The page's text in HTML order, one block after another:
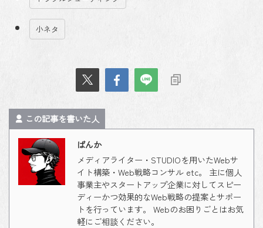
小ネタ
この記事を書いた人
ばんか
メディアライター・STUDIOを用いたWebサ
イト構築・Web戦略コンサル etc。 主に個人
事業主やスタートアップ企業に対してスピー
ディーかつ効果的なWeb戦略の提案とサポー
トを行っています。 Webのお困りごとはお気
軽にご相談ください。